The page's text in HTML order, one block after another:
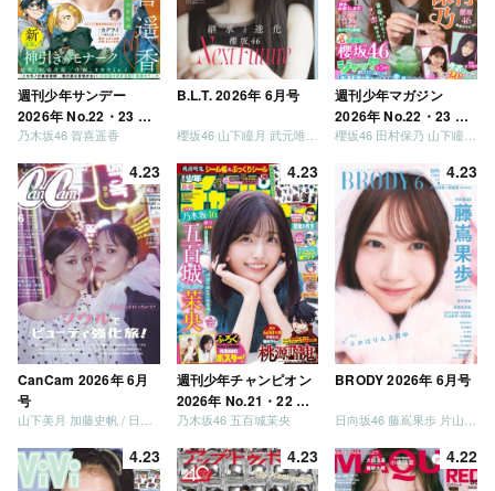
週刊少年サンデー
2026年 No.22・23 合
併号
乃木坂46 賀喜遥香
B.L.T. 2026年 6月号
櫻坂46 山下瞳月 武元唯衣 / 乃木坂46 海邉朱莉
週刊少年マガジン
2026年 No.22・23 合
併号
櫻坂46 田村保乃 山下瞳月 山川宇衣
4.23
CanCam 2026年 6月
号
4.23
週刊少年チャンピオン
2026年 No.21・22 合
併号
乃木坂46 五百城茉央
4.23
BRODY 2026年 6月号
4.23 4.23 4.22